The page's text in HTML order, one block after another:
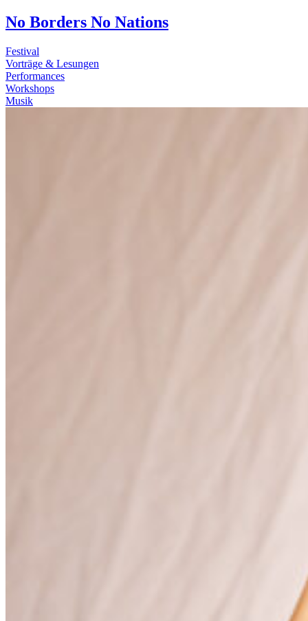
No Borders No Nations
Festival
Vorträge & Lesungen
Performances
Workshops
Musik